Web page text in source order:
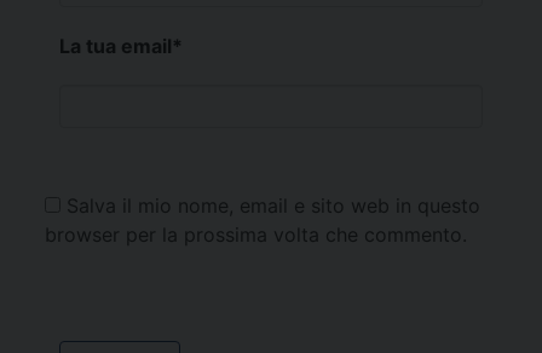
La tua email*
Salva il mio nome, email e sito web in questo
browser per la prossima volta che commento.